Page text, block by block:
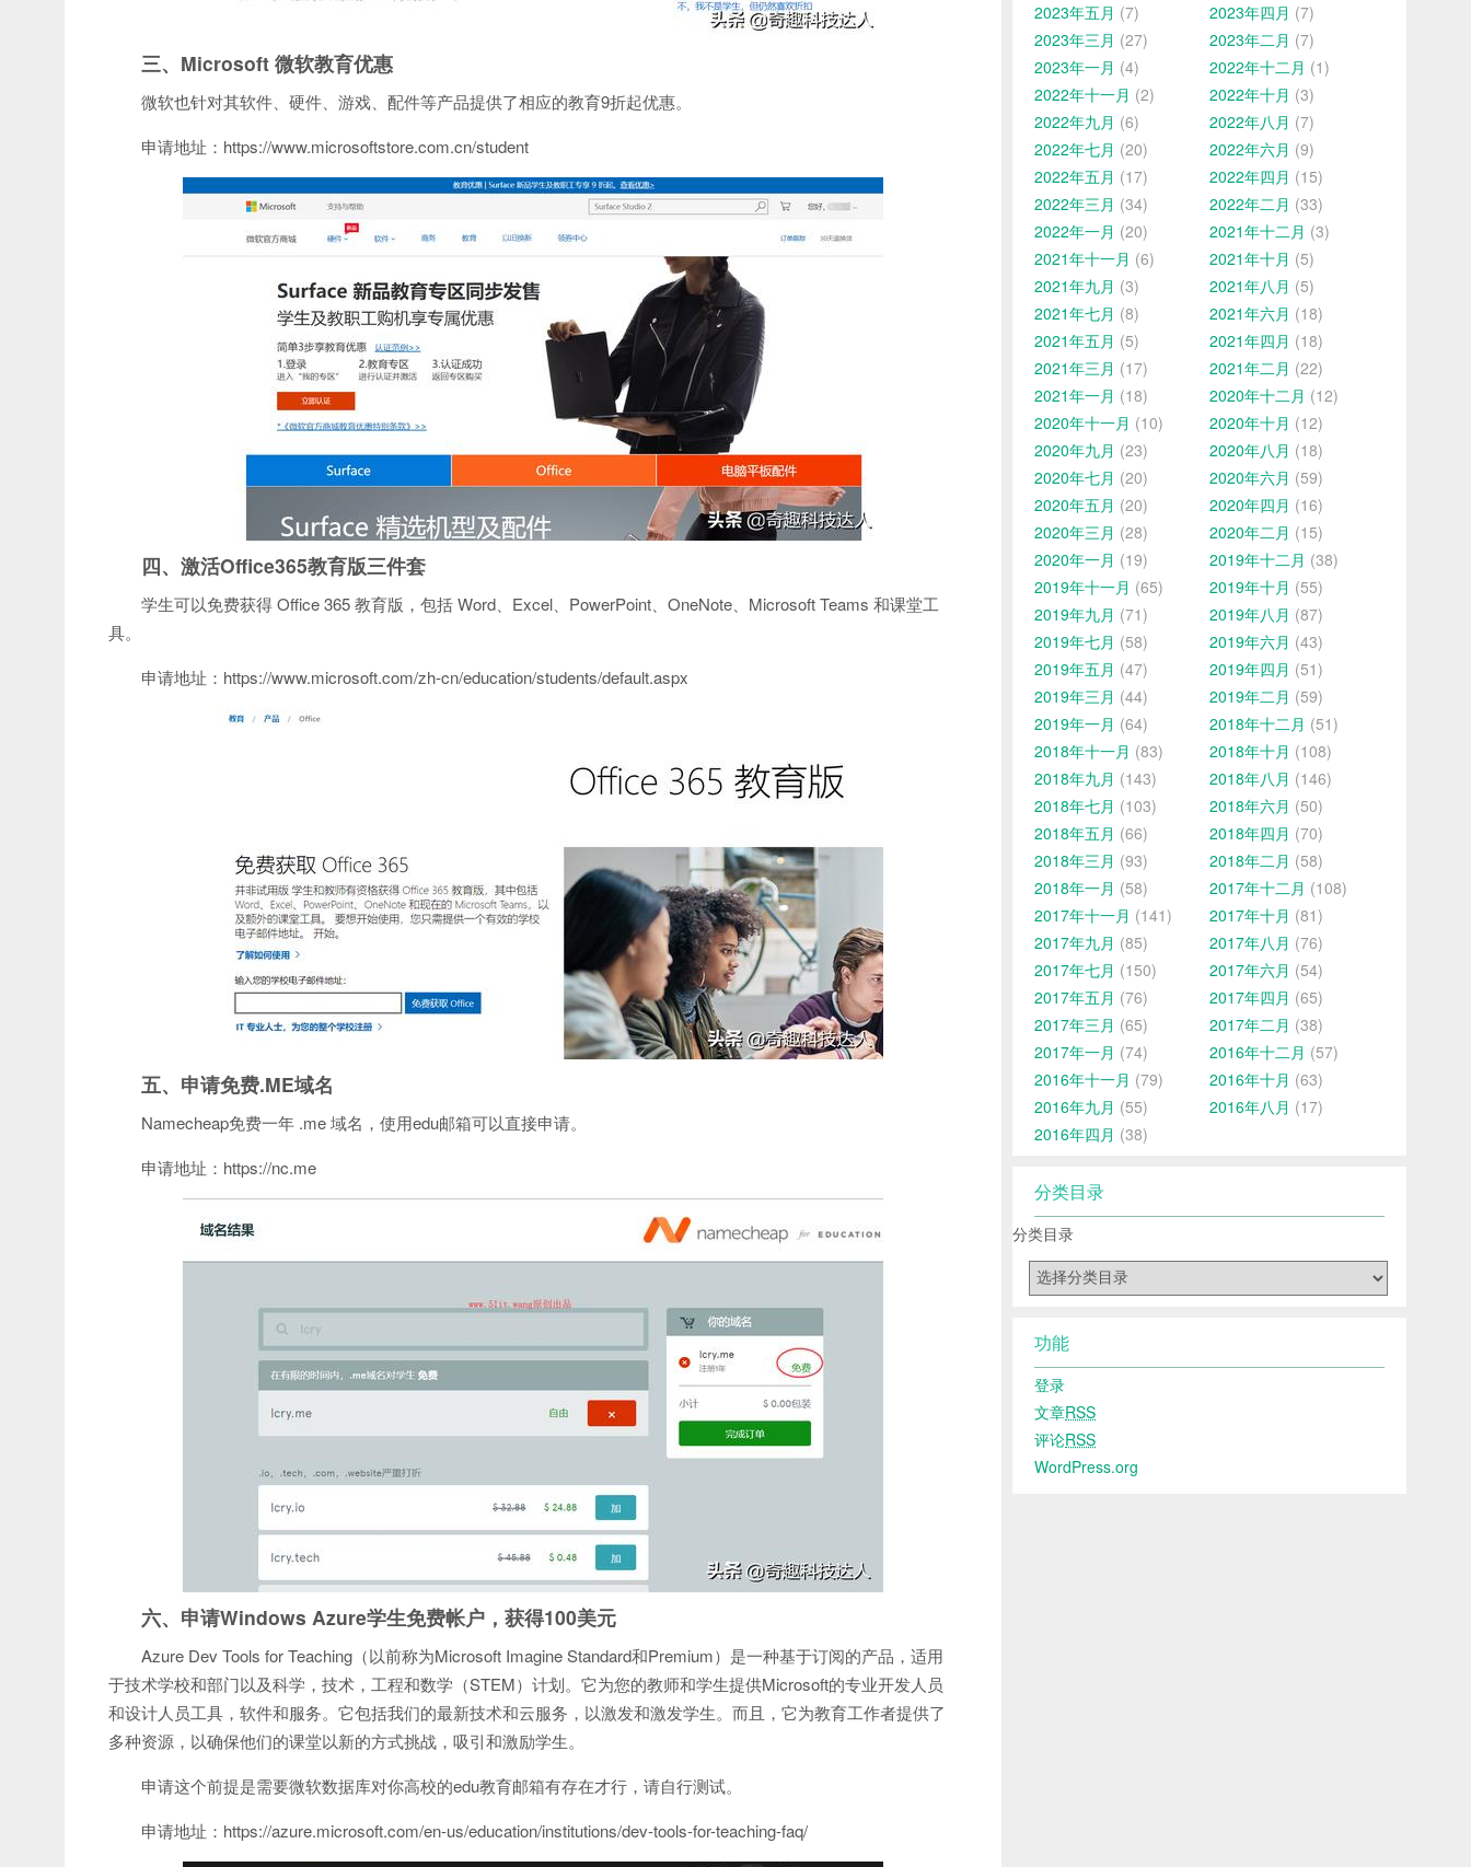
三、Microsoft 微软教育优惠
微软也针对其软件、硬件、游戏、配件等产品提供了相应的教育9折起优惠。
申请地址：https://www.microsoftstore.com.cn/student
四、激活Office365教育版三件套
学生可以免费获得 Office 365 教育版，包括 Word、Excel、PowerPoint、OneNote、Microsoft Teams 和课堂工
具。
申请地址：https://www.microsoft.com/zh-cn/education/students/default.aspx
五、申请免费.ME域名
Namecheap免费一年 .me 域名，使用edu邮箱可以直接申请。
申请地址：https://nc.me
六、申请Windows Azure学生免费帐户，获得100美元
Azure Dev Tools for Teaching（以前称为Microsoft Imagine Standard和Premium）是一种基于订阅的产品，适用
于技术学校和部门以及科学，技术，工程和数学（STEM）计划。它为您的教师和学生提供Microsoft的专业开发人员
和设计人员工具，软件和服务。它包括我们的最新技术和云服务，以激发和激发学生。而且，它为教育工作者提供了
多种资源，以确保他们的课堂以新的方式挑战，吸引和激励学生。
申请这个前提是需要微软数据库对你高校的edu教育邮箱有存在才行，请自行测试。
申请地址：https://azure.microsoft.com/en-us/education/institutions/dev-tools-for-teaching-faq/
2023年五月 (7) 2023年四月 (7)
2023年三月 (27) 2023年二月 (7)
2023年一月 (4) 2022年十二月 (1)
2022年十一月 (2) 2022年十月 (3)
2022年九月 (6) 2022年八月 (7)
2022年七月 (20) 2022年六月 (9)
2022年五月 (17) 2022年四月 (15)
2022年三月 (34) 2022年二月 (33)
2022年一月 (20) 2021年十二月 (3)
2021年十一月 (6) 2021年十月 (5)
2021年九月 (3) 2021年八月 (5)
2021年七月 (8) 2021年六月 (18)
2021年五月 (5) 2021年四月 (18)
2021年三月 (17) 2021年二月 (22)
2021年一月 (18) 2020年十二月 (12)
2020年十一月 (10) 2020年十月 (12)
2020年九月 (23) 2020年八月 (18)
2020年七月 (20) 2020年六月 (59)
2020年五月 (20) 2020年四月 (16)
2020年三月 (28) 2020年二月 (15)
2020年一月 (19) 2019年十二月 (38)
2019年十一月 (65) 2019年十月 (55)
2019年九月 (71) 2019年八月 (87)
2019年七月 (58) 2019年六月 (43)
2019年五月 (47) 2019年四月 (51)
2019年三月 (44) 2019年二月 (59)
2019年一月 (64) 2018年十二月 (51)
2018年十一月 (83) 2018年十月 (108)
2018年九月 (143) 2018年八月 (146)
2018年七月 (103) 2018年六月 (50)
2018年五月 (66) 2018年四月 (70)
2018年三月 (93) 2018年二月 (58)
2018年一月 (58) 2017年十二月 (108)
2017年十一月 (141) 2017年十月 (81)
2017年九月 (85) 2017年八月 (76)
2017年七月 (150) 2017年六月 (54)
2017年五月 (76) 2017年四月 (65)
2017年三月 (65) 2017年二月 (38)
2017年一月 (74) 2016年十二月 (57)
2016年十一月 (79) 2016年十月 (63)
2016年九月 (55) 2016年八月 (17)
2016年四月 (38)
分类目录
分类目录
功能
登录
文章RSS
评论RSS
WordPress.org